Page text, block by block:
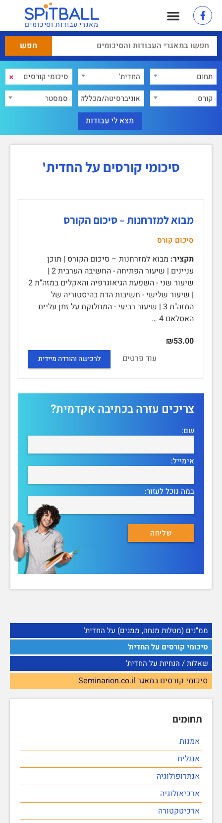
מאגרי עבודות וסיכומים
תחום החדית' ×
קורס אוניברסיטה/מכללה סמסטר
ממ"נים (מטלות מנחה, ממנים) על החדית'
סיכומי קורסים על החדית'
שאלות / הנחיות על החדית'
סיכומי קורסים במאגר Seminarion.co.il
תחומים
אמנות
אנגלית
אנתרופולוגיה
ארכיאולוגיה
ארכיטקטורה
סיכומי קורסים על החדית'
מבוא למזרחנות – סיכום הקורס
סיכום קורס
תקציר: מבוא למזרחנות – סיכום הקורס | תוכן
עניינים | שיעור הפתיחה - החשיבה הערבית 2 |
שיעור שני - השפעת הגיאוגרפיה והאקלים במזה"ת 2
| שיעור שלישי - חשיבות הדת בהיסטוריה של
המזה"ת 3 | שיעור רביעי - המחלוקת על זמן עליית
האסלאם 4 …
₪53.00
עוד פרטים
לרכישה והורדה מיידית
צריכים עזרה בכתיבה אקדמית?
שם:
אימייל:
במה נוכל לעזור: